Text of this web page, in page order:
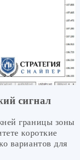
сигнал
границы зоны
короткие
вариантов для